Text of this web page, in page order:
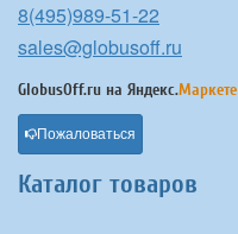
8(495)989-51-22
sales@globusoff.ru
GlobusOff.ru на Яндекс.Маркете
Пожаловаться
Каталог товаров